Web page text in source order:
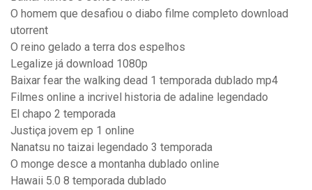
O homem que desafiou o diabo filme completo download
utorrent
O reino gelado a terra dos espelhos
Legalize já download 1080p
Baixar fear the walking dead 1 temporada dublado mp4
Filmes online a incrivel historia de adaline legendado
El chapo 2 temporada
Justiça jovem ep 1 online
Nanatsu no taizai legendado 3 temporada
O monge desce a montanha dublado online
Hawaii 5.0 8 temporada dublado